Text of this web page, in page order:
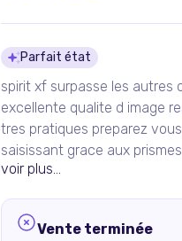
Détails du
Parfait état
spirit xf surpasse les autres
excellente qualite d image
tres pratiques preparez
saisissant grace aux
voir plus...
Vente terminée